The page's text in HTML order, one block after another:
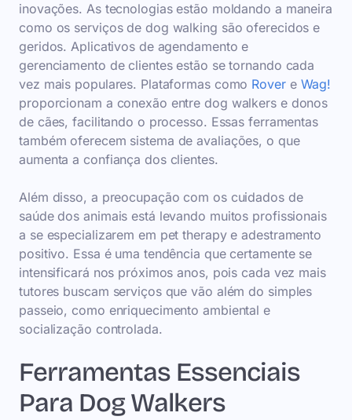
inovações. As tecnologias estão moldando a maneira
como os serviços de dog walking são oferecidos e
geridos. Aplicativos de agendamento e
gerenciamento de clientes estão se tornando cada
vez mais populares. Plataformas como Rovere Wag!
proporcionam a conexão entre dog walkers e donos
de cães, facilitando o processo. Essas ferramentas
também oferecem sistema de avaliações, o que
aumenta a confiança dos clientes.
Além disso, a preocupação com os cuidados de
saúde dos animais está levando muitos profissionais
a se especializarem em pet therapy e adestramento
positivo. Essa é uma tendência que certamente se
intensificará nos próximos anos, pois cada vez mais
tutores buscam serviços que vão além do simples
passeio, como enriquecimento ambiental e
socialização controlada.
Ferramentas Essenciais
Para Dog Walkers